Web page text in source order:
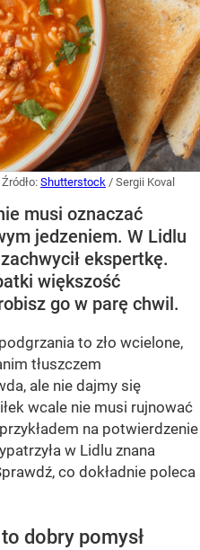
Shutterstock / Sergii Koval
musi oznaczać
jedzeniem. W Lidlu
ekspertkę.
większość
go w parę chwil.
to zło wcielone,
tłuszczem
ale nie dajmy się
wcale nie musi rujnować
na potwierdzenie
w Lidlu znana
co dokładnie poleca
dobry pomysł